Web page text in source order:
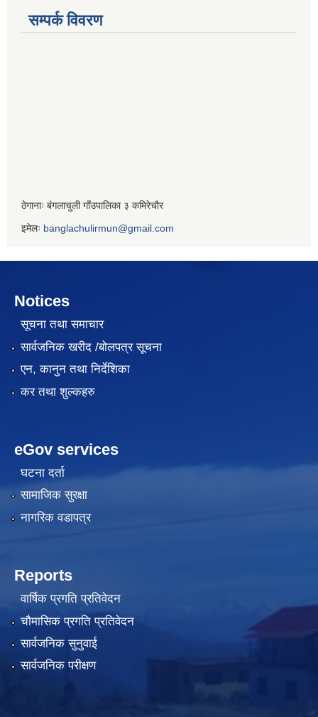
सम्पर्क विवरण
ठेगानाः बंगलाचुली गाँउपालिका ३ कमिरेचौर
इमेलः banglachulirmun@gmail.com
Notices
सूचना तथा समाचार
सार्वजनिक खरीद /बोलपत्र सूचना
एन, कानुन तथा निर्देशिका
कर तथा शुल्कहरु
eGov services
घटना दर्ता
सामाजिक सुरक्षा
नागरिक वडापत्र
Reports
वार्षिक प्रगति प्रतिवेदन
चौमासिक प्रगति प्रतिवेदन
सार्वजनिक सुनुवाई
सार्वजनिक परीक्षण